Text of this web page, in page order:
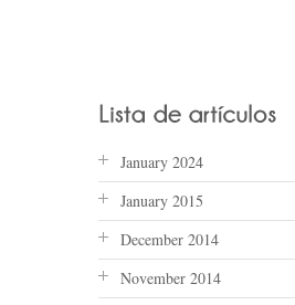
January 2024
January 2015
December 2014
November 2014